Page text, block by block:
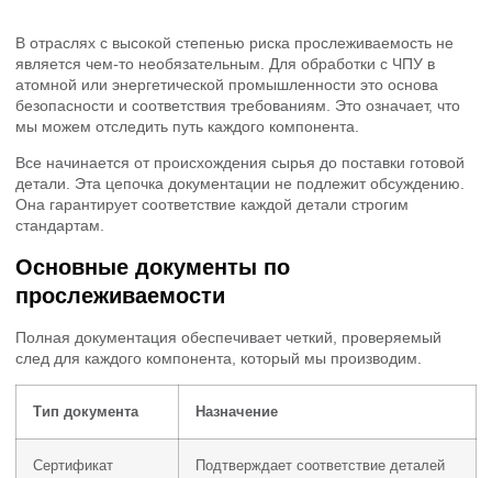
В отраслях с высокой степенью риска прослеживаемость не
является чем-то необязательным. Для обработки с ЧПУ в
атомной или энергетической промышленности это основа
безопасности и соответствия требованиям. Это означает, что
мы можем отследить путь каждого компонента.
Все начинается от происхождения сырья до поставки готовой
детали. Эта цепочка документации не подлежит обсуждению.
Она гарантирует соответствие каждой детали строгим
стандартам.
Основные документы по
прослеживаемости
Полная документация обеспечивает четкий, проверяемый
след для каждого компонента, который мы производим.
Тип документа Назначение
Сертификат
Подтверждает соответствие деталей